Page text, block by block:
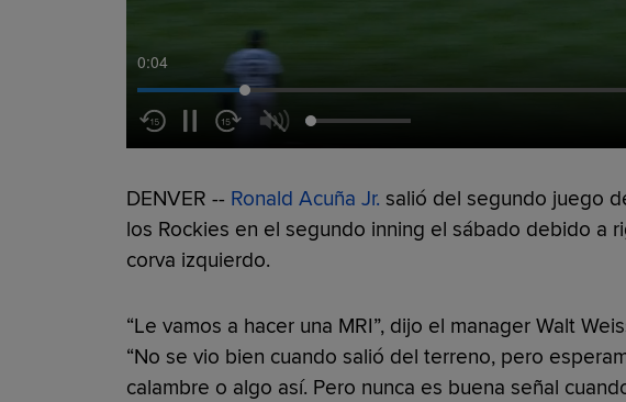
0:05
DENVER -- Ronald Acuña Jr. salió del segundo juego
los Rockies en el segundo inning el sábado debido a
corva izquierdo.
“Le vamos a hacer una MRI”, dijo el manager Walt
“No se vio bien cuando salió del terreno, pero
calambre o algo así. Pero nunca es buena señal